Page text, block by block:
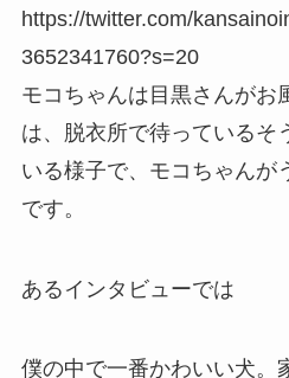
https://twitter.com/
3652341760?s=20
モコちゃんは目黒さんがお
は、脱衣所で待っているそ
いる様子で、モコちゃんが
です。
あるインタビューでは
僕の中で一番かわいい犬。